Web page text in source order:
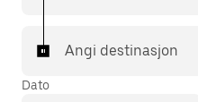
Angi destinasjon
Dato